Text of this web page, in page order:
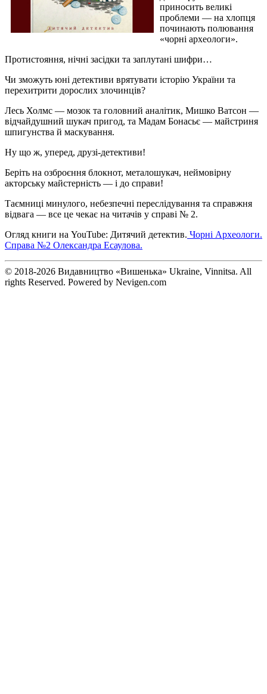
приносить великі
проблеми — на хлопця
починають полювання
«чорні археологи».
Протистояння, нічні засідки та заплутані шифри…
Чи зможуть юні детективи врятувати історію України та
перехитрити дорослих злочинців?
Лесь Холмс — мозок та головний аналітик, Мишко Ватсон —
відчайдушний шукач пригод, та Мадам Бонасьє — майстриня
шпигунства й маскування.
Ну що ж, уперед, друзі-детективи!
Беріть на озброєння блокнот, металошукач, неймовірну
акторську майстерність — і до справи!
Таємниці минулого, небезпечні переслідування та справжня
відвага — все це чекає на читачів у справі № 2.
Огляд книги на YouTube: Дитячий детектив. Чорні Археологи.
Справа №2 Олександра Есаулова.
© 2018-2026 Видавництво «Вишенька» Ukraine, Vinnitsa. All
rights Reserved. Powered by Nevigen.com